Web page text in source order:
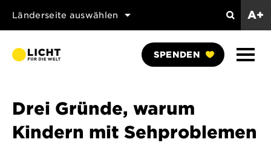
Länderseite auswählen
Search
A+
SPENDEN
Drei Gründe, warum
Kindern mit Sehproblemen